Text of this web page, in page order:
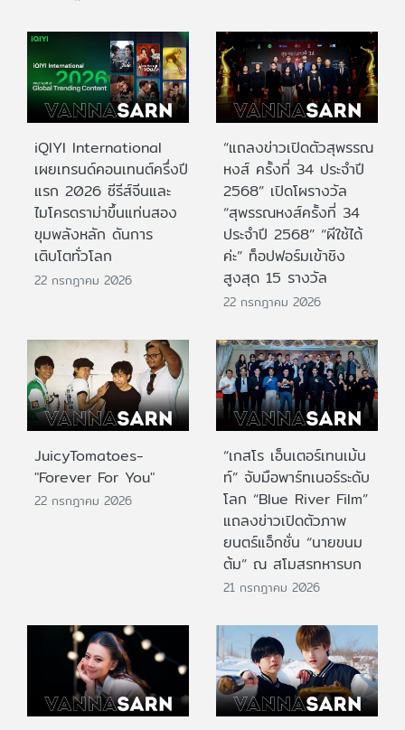
iQIYI International
เผยเทรนด์คอนเทนต์ครึ่งปี
แรก 2026 ซีรีส์จีนและ
ไมโครดราม่าขึ้นแท่นสอง
ขุมพลังหลัก ดันการ
เติบโตทั่วโลก
22 กรกฎาคม 2026
“แถลงข่าวเปิดตัวสุพรรณ
หงส์ ครั้งที่ 34 ประจำปี
2568” เปิดโผรางวัล
“สุพรรณหงส์ครั้งที่ 34
ประจำปี 2568” “ผีใช้ได้
ค่ะ” ท็อปฟอร์มเข้าชิง
สูงสุด 15 รางวัล
22 กรกฎาคม 2026
JuicyTomatoes-
"Forever For You"
22 กรกฎาคม 2026
“เกสโร เอ็นเตอร์เทนเม้น
ท์” จับมือพาร์ทเนอร์ระดับ
โลก “Blue River Film”
แถลงข่าวเปิดตัวภาพ
ยนตร์แอ็กชั่น “นายขนม
ต้ม” ณ สโมสรทหารบก
21 กรกฎาคม 2026